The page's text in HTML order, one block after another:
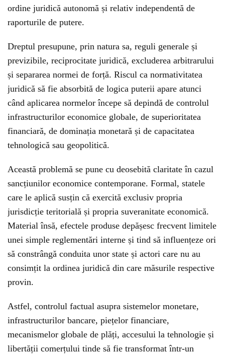
ordine juridică autonomă și relativ independentă de
raporturile de putere.
Dreptul presupune, prin natura sa, reguli generale și
previzibile, reciprocitate juridică, excluderea arbitrarului
și separarea normei de forță. Riscul ca normativitatea
juridică să fie absorbită de logica puterii apare atunci
când aplicarea normelor începe să depindă de controlul
infrastructurilor economice globale, de superioritatea
financiară, de dominația monetară și de capacitatea
tehnologică sau geopolitică.
Această problemă se pune cu deosebită claritate în cazul
sancțiunilor economice contemporane. Formal, statele
care le aplică susțin că exercită exclusiv propria
jurisdicție teritorială și propria suveranitate economică.
Material însă, efectele produse depășesc frecvent limitele
unei simple reglementări interne și tind să influențeze ori
să constrângă conduita unor state și actori care nu au
consimțit la ordinea juridică din care măsurile respective
provin.
Astfel, controlul factual asupra sistemelor monetare,
infrastructurilor bancare, piețelor financiare,
mecanismelor globale de plăți, accesului la tehnologie și
libertății comerțului tinde să fie transformat într-un